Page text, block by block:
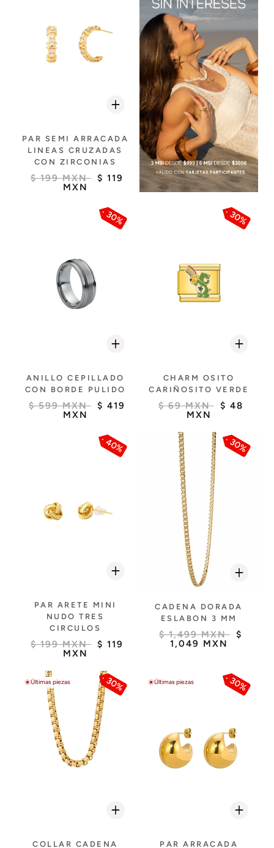
PAR SEMI ARRACADA
LINEAS CRUZADAS
CON ZIRCONIAS
$ 199 MXN
$ 119
MXN
30%
ANILLO CEPILLADO
CON BORDE PULIDO
$ 599 MXN
$ 419
MXN
30%
CHARM OSITO
CARIÑOSITO VERDE
$ 69 MXN
$ 48
MXN
40%
PAR ARETE MINI
NUDO TRES
CIRCULOS
$ 199 MXN
$ 119
MXN
30%
CADENA DORADA
ESLABON 3 MM
$ 1,499 MXN
$
1,049 MXN
Últimas piezas 30%
COLLAR CADENA
Últimas piezas 30%
PAR ARRACADA